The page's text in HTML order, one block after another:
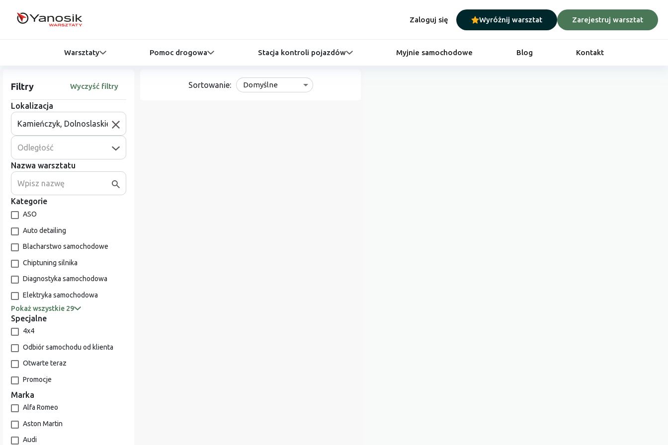
Zaloguj się Wyróżnij warsztat Zarejestruj warsztat
Warsztaty Pomoc drogowa Stacja kontroli pojazdów Myjnie samochodowe Blog Kontakt
Filtry Wyczyść filtry
Lokalizacja
Odległość
Nazwa warsztatu
Kategorie
ASO
Auto detailing
Blacharstwo samochodowe
Chiptuning silnika
Diagnostyka samochodowa
Elektryka samochodowa
Pokaż wszystkie 29
Specjalne
4x4
Odbiór samochodu od klienta
Otwarte teraz
Promocje
Marka
Alfa Romeo
Aston Martin
Audi
Sortowanie: Domyślne